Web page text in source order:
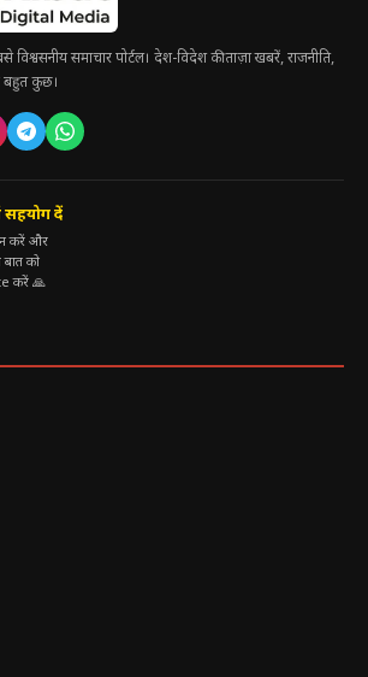
समाचार पोर्टल। देश-विदेश की ताज़ा खबरें, राजनीति,
बहुत कुछ।
सहयोग दें
करें और
को
करें 🙏